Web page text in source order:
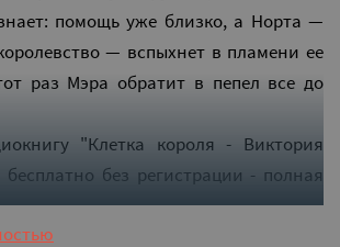
помощь уже близко, а Норта —
— вспыхнет в пламени ее
раз Мэра обратит в пепел все до
"Клетка короля - Виктория
без регистрации - полная